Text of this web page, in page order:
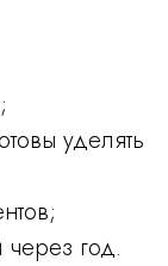
уделять
через год.